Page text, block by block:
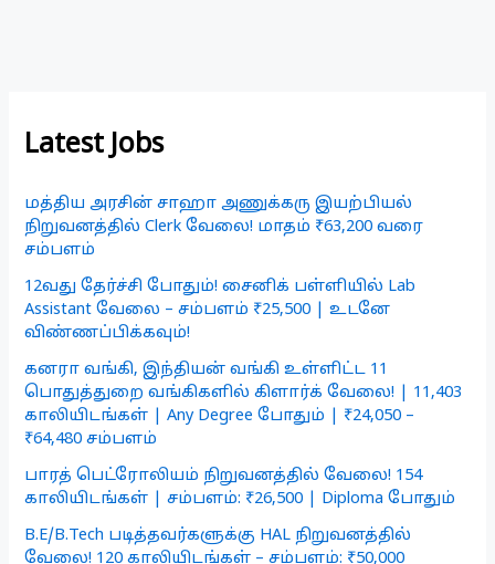
Latest Jobs
மத்திய அரசின் சாஹா அணுக்கரு இயற்பியல்
நிறுவனத்தில் Clerk வேலை! மாதம் ₹63,200 வரை
சம்பளம்
12வது தேர்ச்சி போதும்! சைனிக் பள்ளியில் Lab
Assistant வேலை – சம்பளம் ₹25,500 | உடனே
விண்ணப்பிக்கவும்!
கனரா வங்கி, இந்தியன் வங்கி உள்ளிட்ட 11
பொதுத்துறை வங்கிகளில் கிளார்க் வேலை! | 11,403
காலியிடங்கள் | Any Degree போதும் | ₹24,050 –
₹64,480 சம்பளம்
பாரத் பெட்ரோலியம் நிறுவனத்தில் வேலை! 154
காலியிடங்கள் | சம்பளம்: ₹26,500 | Diploma போதும்
B.E/B.Tech படித்தவர்களுக்கு HAL நிறுவனத்தில்
வேலை! 120 காலியிடங்கள் – சம்பளம்: ₹50,000